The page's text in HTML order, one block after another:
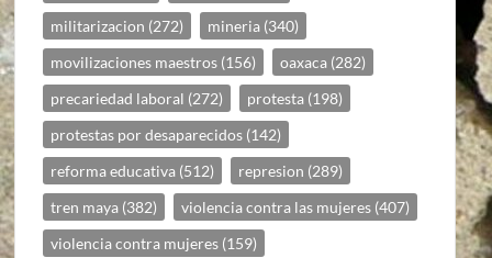
militarizacion (272) mineria (340)
movilizaciones maestros (156) oaxaca (282)
precariedad laboral (272) protesta (198)
protestas por desaparecidos (142)
reforma educativa (512) represion (289)
tren maya (382) violencia contra las mujeres (407)
violencia contra mujeres (159)